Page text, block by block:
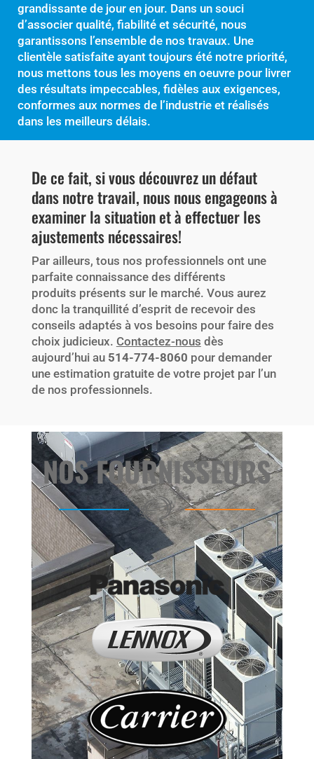
grandissante de jour en jour. Dans un souci
d’associer qualité, fiabilité et sécurité, nous
garantissons l’ensemble de nos travaux. Une
clientèle satisfaite ayant toujours été notre priorité,
nous mettons tous les moyens en oeuvre pour livrer
des résultats impeccables, fidèles aux exigences,
conformes aux normes de l’industrie et réalisés
dans les meilleurs délais.
De ce fait, si vous découvrez un défaut
dans notre travail, nous nous engageons à
examiner la situation et à effectuer les
ajustements nécessaires!
Par ailleurs, tous nos professionnels ont une
parfaite connaissance des différents
produits présents sur le marché. Vous aurez
donc la tranquillité d’esprit de recevoir des
conseils adaptés à vos besoins pour faire des
choix judicieux. Contactez-nous dès
aujourd’hui au 514-774­-8060 pour demander
une estimation gratuite de votre projet par l’un
de nos professionnels.
NOS FOURNISSEURS